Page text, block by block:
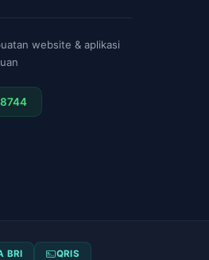
website & aplikasi
BRI QRIS